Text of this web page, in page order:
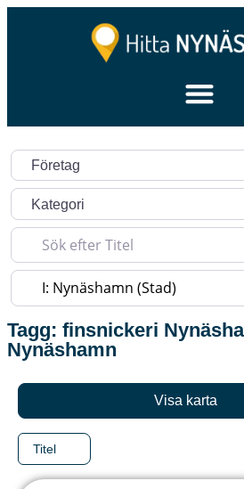
Välj söktyp
Kategori
Sök efter Titel
Sök efter plats
Tagg: finsnickeri
Nynäshamn
Visa karta
Titel